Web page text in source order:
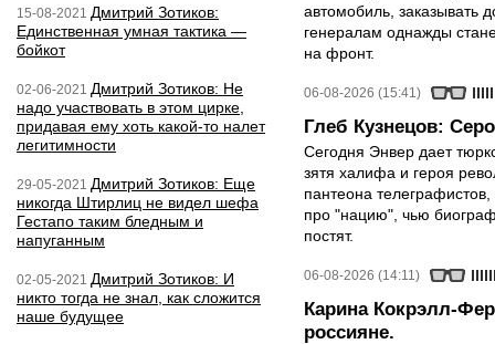
15-08-2021 Дмитрий Зотиков:
Единственная умная тактика —
бойкот
02-06-2021 Дмитрий Зотиков: Не
надо участвовать в этом цирке,
придавая ему хоть какой-то налет
легитимности
29-05-2021 Дмитрий Зотиков: Еще
никогда Штирлиц не видел шефа
Гестапо таким бледным и
напуганным
02-05-2021 Дмитрий Зотиков: И
никто тогда не знал, как сложится
наше будущее
автомобиль, заказывать
генералам однажды
на фронт.
06-08-2026 (15:41)
Глеб Кузнецов:
Сегодня Энвер дает
зятя халифа и героя
пантеона
про "нацию", чью
постят.
06-08-2026 (14:11)
Карина Кокрэлл-
россияне.